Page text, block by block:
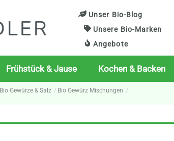
Unser Bio-Blog
Unsere Bio-Marken
Angebote
Frühstück & Jause Kochen & Backen
Bio Gewürze & Salz Bio Gewürz Mischungen